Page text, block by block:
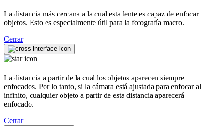
La distancia más cercana a la cual esta lente es capaz de enfocar
objetos. Esto es especialmente útil para la fotografía macro.
Cerrar
La distancia a partir de la cual los objetos aparecen siempre
enfocados. Por lo tanto, si la cámara está ajustada para enfocar al
infinito, cualquier objeto a partir de esta distancia aparecerá
enfocado.
Cerrar